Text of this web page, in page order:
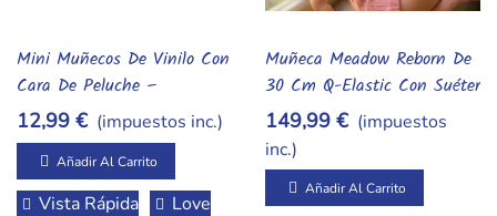
Añadir Al Carrito
Mini Muñecos De Vinilo Con
Cara De Peluche –
Colgantes Para Bolso Y
Regalo
12,99 € (impuestos inc.)
Añadir Al Carrito
Vista Rápida Love
Añadir Al Carrito
Muñeca Meadow Reborn De
30 Cm Q-Elastic Con Suéter
Rosa Realista
149,99 € (impuestos
inc.)
Añadir Al Carrito